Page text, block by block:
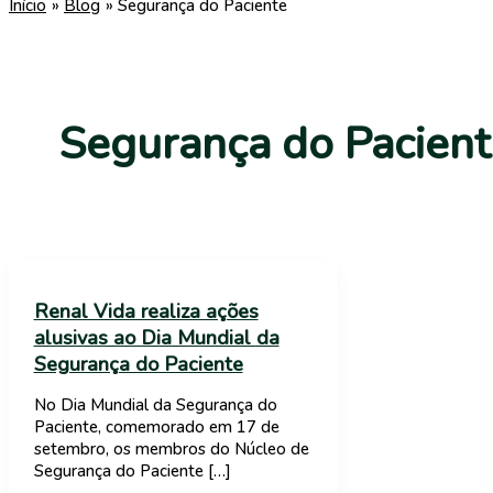
Início Blog Segurança do Paciente
Segurança do
Renal Vida realiza ações
alusivas ao Dia Mundial da
Segurança do Paciente
No Dia Mundial da Segurança do
Paciente, comemorado em 17 de
setembro, os membros do Núcleo de
Segurança do Paciente […]